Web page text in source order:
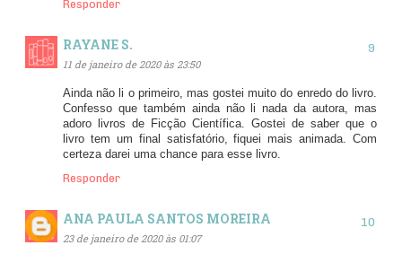
Responder
RAYANE S.
11 de janeiro de 2020 às 23:50
Ainda não li o primeiro, mas gostei muito do enredo do livro.
Confesso que também ainda não li nada da autora, mas
adoro livros de Ficção Científica. Gostei de saber que o
livro tem um final satisfatório, fiquei mais animada. Com
certeza darei uma chance para esse livro.
Responder
ANA PAULA SANTOS MOREIRA
23 de janeiro de 2020 às 01:07